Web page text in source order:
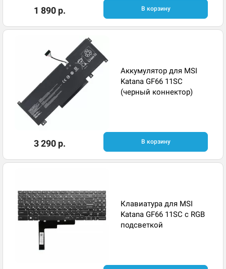
1 890 р. В корзину
Аккумулятор для MSI
Katana GF66 11SC
(черный коннектор)
3 290 р. В корзину
Клавиатура для MSI
Katana GF66 11SC с RGB
подсветкой